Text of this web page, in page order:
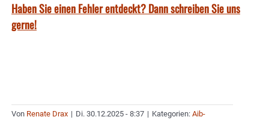
Haben Sie einen Fehler entdeckt? Dann schreiben Sie uns
gerne!
Von Renate Drax | Di. 30.12.2025 - 8:37 | Kategorien: Aib-